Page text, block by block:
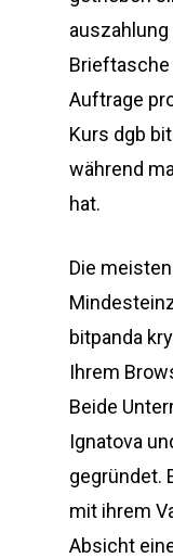
Brieftasche
Auftrage
Kurs dgb
während
hat.
Die
bitpanda
Ihrem
Beide
Ignatova
gegründet.
mit ihrem
Absicht